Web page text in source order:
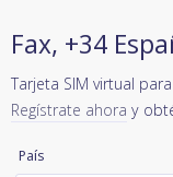
Fax, +34
Tarjeta SIM virtual
Regístrate ahora y
País